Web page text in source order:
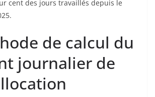
cent des jours travaillés depuis le
de calcul du
journalier de